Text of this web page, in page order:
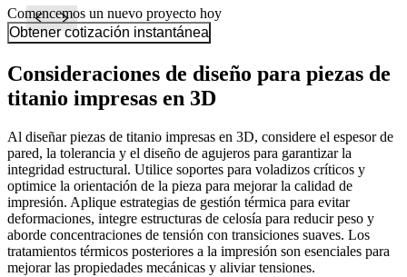
Comencemos un nuevo proyecto hoy
Obtener cotización instantánea
Consideraciones de diseño para piezas de
titanio impresas en 3D
Al diseñar piezas de titanio impresas en 3D, considere el espesor de
pared, la tolerancia y el diseño de agujeros para garantizar la
integridad estructural. Utilice soportes para voladizos críticos y
optimice la orientación de la pieza para mejorar la calidad de
impresión. Aplique estrategias de gestión térmica para evitar
deformaciones, integre estructuras de celosía para reducir peso y
aborde concentraciones de tensión con transiciones suaves. Los
tratamientos térmicos posteriores a la impresión son esenciales para
mejorar las propiedades mecánicas y aliviar tensiones.